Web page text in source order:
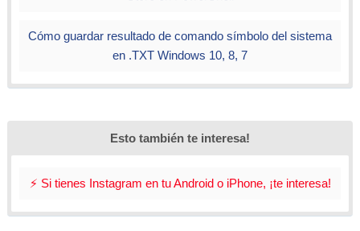
Cómo guardar resultado de comando símbolo del sistema
en .TXT Windows 10, 8, 7
Esto también te interesa!
⚡ Si tienes Instagram en tu Android o iPhone, ¡te interesa!